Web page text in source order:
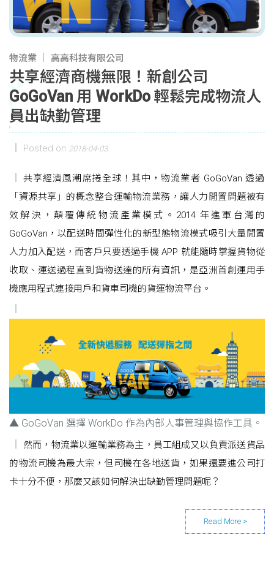
物流業 高高科技有限公司
共享經濟商機無限！新創公司
GoGoVan 用 WorkDo 輕鬆完成物流人
員出缺勤管理
Posted on 2018-04-03
共享經濟風潮席捲全球！其中，物流業者 GoGoVan 透過
「資源共享」的概念整合運輸物流業務，讓人力閒置問題被有
效解決，顛覆傳統物流產業模式。2014 年進軍台灣的
GoGoVan，以配送時間彈性化的新型態物流模式吸引大量閒置
人力加入配送，而客戶只要透過手機 APP 就能隨時掌握貨物從
收取、運送過程直到貨物送達的所有資訊，是亞洲首創運用手
機應用程式連接用戶和貨車司機的貨運物流平台。
▲ GoGoVan 選擇 WorkDo 作為內部人事管理與協作工具。
然而，物流業以運輸業務為主，員工組成又以負責派送貨品
的物流司機為最大宗，但司機在各地送貨，如果還要進公司打
卡十分不便，那麼又該如何解決出缺勤管理問題呢？